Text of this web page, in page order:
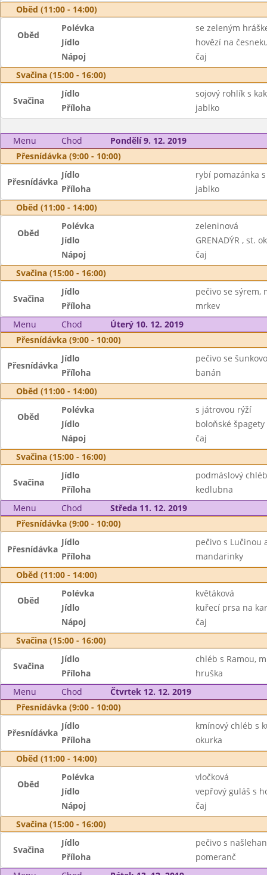
Oběd (11:00 - 14:00)
Oběd
Polévka
se zeleným
Jídlo
hovězí na
Nápoj
čaj
Svačina (15:00 - 16:00)
Svačina
Jídlo
sojový rohlík s
Příloha
jablko
Menu Chod
Pondělí 9. 12. 2019
Přesnídávka (9:00 - 10:00)
Přesnídávka
Jídlo
rybí pomazánka
Příloha
jablko
Oběd (11:00 - 14:00)
Oběd
Polévka
zeleninová
Jídlo
GRENADÝR , st.
Nápoj
čaj
Svačina (15:00 - 16:00)
Svačina
Jídlo
pečivo se sýrem,
Příloha
mrkev
Menu
Chod
Úterý 10. 12. 2019
Přesnídávka (9:00 - 10:00)
Přesnídávka
Jídlo
pečivo se
Příloha
banán
Oběd (11:00 - 14:00)
Oběd
Polévka
s játrovou rýží
Jídlo
boloňské
Nápoj
čaj
Svačina (15:00 - 16:00)
Svačina
Jídlo
podmáslový
Příloha
kedlubna
Menu
Chod
Středa 11. 12. 2019
Přesnídávka (9:00 - 10:00)
Přesnídávka
Jídlo
pečivo s Lučinou
Příloha
mandarinky
Oběd (11:00 - 14:00)
Oběd
Polévka
květáková
Jídlo
kuřecí prsa na
Nápoj
čaj
Svačina (15:00 - 16:00)
Svačina
Jídlo
chléb s Ramou,
Příloha
hruška
Menu
Chod
Čtvrtek 12. 12. 2019
Přesnídávka (9:00 - 10:00)
Přesnídávka
Jídlo
kmínový chléb s
Příloha
okurka
Oběd (11:00 - 14:00)
Oběd
Polévka
vločková
Jídlo
vepřový guláš s
Nápoj
čaj
Svačina (15:00 - 16:00)
Svačina
Jídlo
pečivo s
Příloha
pomeranč